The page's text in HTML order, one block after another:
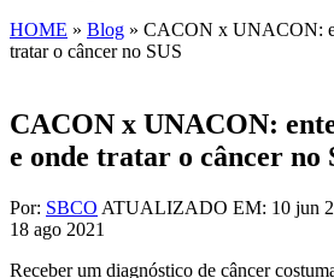
HOME » Blog » CACON x UNACON:
tratar o câncer no SUS
CACON x UNACON:
e onde tratar o câncer no
Por: SBCO ATUALIZADO EM: 10 jun
18 ago 2021
Receber um diagnóstico de câncer